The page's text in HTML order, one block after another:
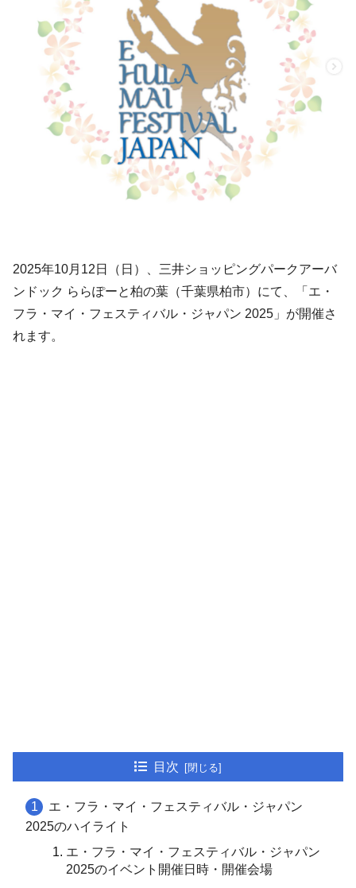
2025年10月12日（日）、三井ショッピングパークアーバ
ンドック ららぽーと柏の葉（千葉県柏市）にて、「エ・
フラ・マイ・フェスティバル・ジャパン 2025」が開催さ
れます。
目次
エ・フラ・マイ・フェスティバル・ジャパン
2025のハイライト
エ・フラ・マイ・フェスティバル・ジャパン
2025のイベント開催日時・開催会場